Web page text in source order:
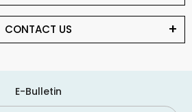
CONTACT US
E-Bulletin